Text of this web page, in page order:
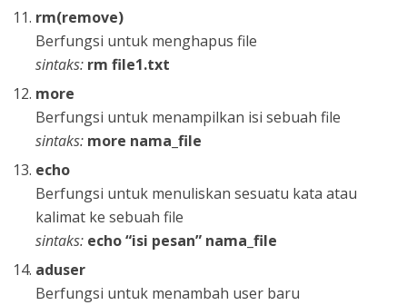
rm(remove)
Berfungsi untuk menghapus file
sintaks: rm file1.txt
more
Berfungsi untuk menampilkan isi sebuah file
sintaks: more nama_file
echo
Berfungsi untuk menuliskan sesuatu kata atau
kalimat ke sebuah file
sintaks: echo “isi pesan” nama_file
aduser
Berfungsi untuk menambah user baru